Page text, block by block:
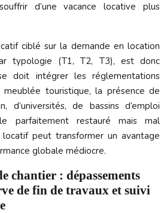
d’une vacance locative plus
ciblé sur la demande en location
typologie (T1, T2, T3), est donc
doit intégrer les réglementations
touristique, la présence de
d’universités, de bassins d’emploi
parfaitement restauré mais mal
peut transformer un avantage
globale médiocre.
chantier : dépassements
de fin de travaux et suivi